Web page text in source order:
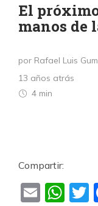
El
manos de
por Rafael Luis
13 años atrás
4 min
Compartir:
Email